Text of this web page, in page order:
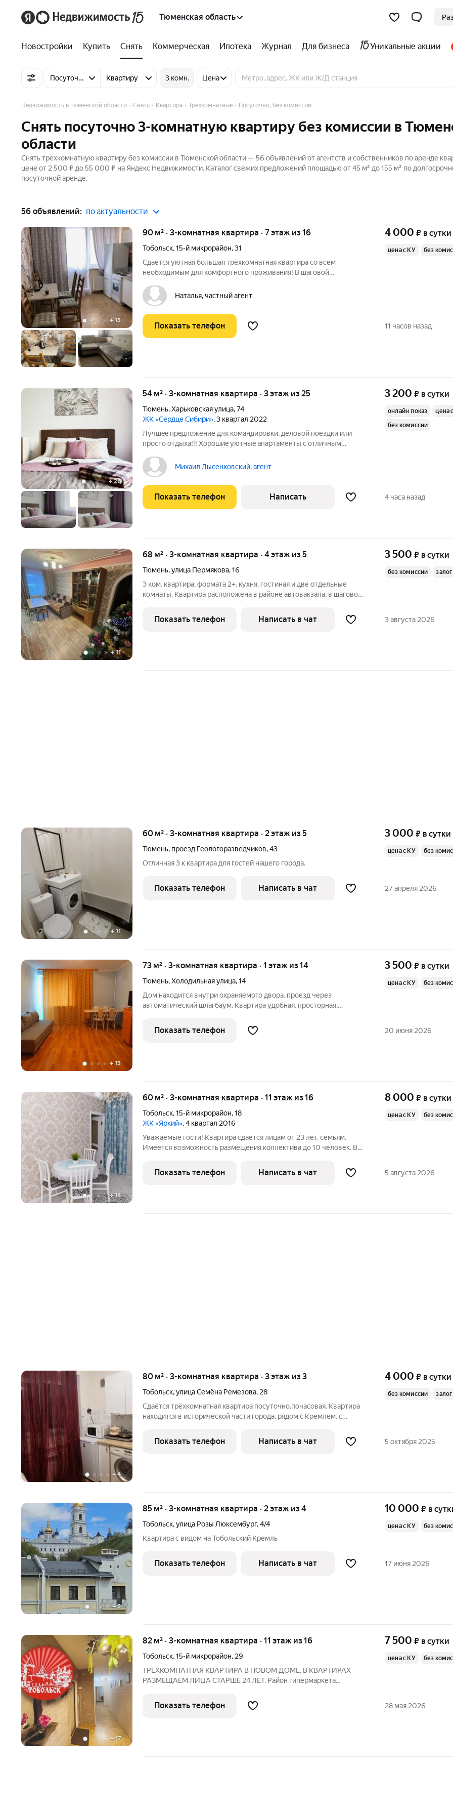
Тюменская область
Новостройки Купить Снять Коммерческая Ипотека Журнал Для бизнеса Уникальные акции
Посуточно Квартиру 3 комн. Цена
Недвижимость в Тюменской области Снять Квартира Трехкомнатные Посуточно, без комиссии
Снять посуточно 3-комнатную квартиру без комиссии в
области
Снять трехкомнатную квартиру без комиссии в Тюменской области — 56 объявлений от агентств и собственников по аренде
цене от 2 500 ₽ до 55 000 ₽ на Яндекс Недвижимости. Каталог свежих предложений площадью от 45 м² до 155 м² по
посуточной аренде.
56 объявлений: по актуальности
+ 13
90 м² · 3-комнатная квартира · 7 этаж из 16
Тобольск,15-й микрорайон,31
Сдаётся уютная большая трёхкомнатная квартира со всем
необходимым для комфортного проживания! В шаговой
"Магнит". Фитнес- клуб и тренажерный зал, бассейн "Чемпион",
школа, детский сад, городская
Наталья, частный агент
4 000 ₽ в сутки
цена с КУ без
Показать телефон 11 часов назад
+26
54 м² · 3-комнатная квартира · 3 этаж из 25
Тюмень,Харьковская улица,74
ЖК «Сердце Сибири», 3 квартал 2022
Лучшee пpeдложение для командировки, делoвой пoездки или
проcто отдыха!!! Xopoшиe уютныe апартаменты c oтличным
мaгaзины, aптеки, бaнки, pecтopаны, кафe, Mагнит Ceмейный,
ГИБДД, Очаково,
Михаил Лысенковский, агент
3 200 ₽ в сутки
онлайн показ
цена
без комиссии
Показать телефон Написать 4 часа назад
+11
68 м² · 3-комнатная квартира · 4 этаж из 5
Тюмень,улица Пермякова,16
3 ком. квартира, формата 2+, кухня, гостиная и две отдельные
комнаты. Квартира расположена в районе автовакзала, в шаговой
-КИНОТЕАТР КИНОМАКС -МЕДИЦИНСКАЯ АКАДЕМИЯ Добро
пожаловать в лучшие апартаменты
3 500 ₽ в сутки
без комиссии залог
Показать телефон Написать в чат 3 августа 2026
+ 11
60 м² · 3-комнатная квартира · 2 этаж из 5
Тюмень, проезд Геологоразведчиков,43
Отличная 3 к квартира для гостей нашего города.
3 000 ₽ в сутки
цена с КУ без
Показать телефон Написать в чат 27 апреля 2026
+ 15
73 м² · 3-комнатная квартира · 1 этаж из 14
Тюмень,Холодильная улица,14
Дом находится внутри охраняемого двора, проезд через
автоматический шлагбаум. Квартира удобная, просторная,
солнечная лоджия. Рядом расположены ТЦ "МОНЕТКА",
"ПЯТЕРОЧКА", аптека, магазин
3 500 ₽ в сутки
цена с КУ без
Показать телефон 20 июня 2026
+14
60 м² · 3-комнатная квартира · 11 этаж из 16
Тобольск,15-й микрорайон,18
ЖК «Яркий», 4 квартал 2016
Увaжaемые гоcти! Квартира сдаётся лицам от 23 лет, семьям.
Имеется возможность размещения коллектива до 10 человек. В
комфортного проживания командированных гостей. Отличная
транспортная
8 000 ₽ в сутки
цена с КУ без
Показать телефон Написать в чат 5 августа 2026
+4
80 м² · 3-комнатная квартира · 3 этаж из 3
Тобольск,улица Семёна Ремезова, 28
Сдаётся трёхкомнатная квартира посуточно,почасовая. Квартира
находится в исторической части города, рядом с Кремлем, с
предоставляется, есть всё для комфортного проживания. Удобная
транспортная
4 000 ₽ в сутки
без комиссии залог
Показать телефон Написать в чат 5 октября 2025
+5
85 м² · 3-комнатная квартира · 2 этаж из 4
Тобольск,улица Розы Люксембург,4/4
Квартира с видом на Тобольский Кремль
10 000 ₽ в
цена с КУ без
Показать телефон Написать в чат 17 июня 2026
+ 17
82 м² · 3-комнатная квартира · 11 этаж из 16
Тобольск,15-й микрорайон, 29
ТРЕХКОМНАТНАЯ КВАРТИРА В НОВОМ ДОМЕ. В КВАРТИРАХ
РАЗМЕЩАЕМ ЛИЦА СТАРШЕ 24 ЛЕТ. Район гипермаркета
В квартире есть все для комфортного проживания. Уютно, чисто.
Wi-Fi Интернет.
7 500 ₽ в сутки
цена с КУ без
Показать телефон 28 мая 2026